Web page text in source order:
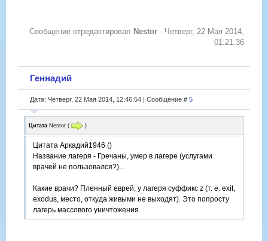
Сообщение отредактировал Nestor - Четверг, 22 Мая 2014,
01:21:36
Геннадий
Дата: Четверг, 22 Мая 2014, 12:46:54 | Сообщение # 5
Цитата Nestor ( )
Цитата Аркадий1946 ()
Название лагеря - Гречаны, умер в лагере (услугами
врачей не пользовался?)...
Какие врачи? Пленный еврей, у лагеря суффикс z (т. е. exit,
exodus, место, откуда живыми не выходят). Это попросту
лагерь массового уничтожения.